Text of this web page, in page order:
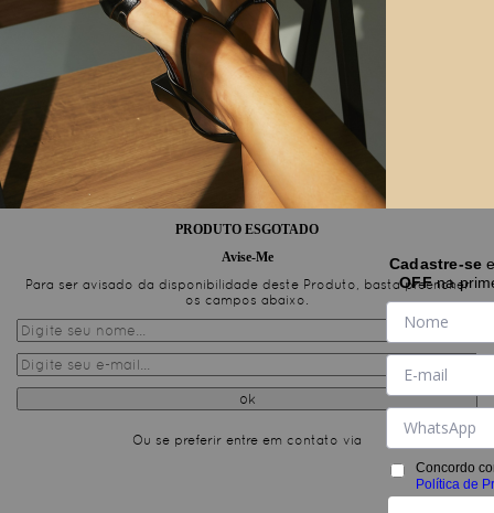
COACHELLA LIMA
119806433
SELECIONE SEU TAMANHO
33 36 37 39
PRODUTO ESGOTADO
Avise-Me
Para ser avisado da disponibilidade deste Produto, basta preencher
os campos abaixo.
Ou se preferir entre em contato via
Cadastre-se
OFFna
Concordo
Política de